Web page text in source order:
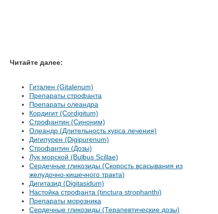
Читайте далее:
Гитален (Gitalenum)
Препараты строфанта
Препараты олеандра
Кордигит (Cordigitum)
Строфантин (Синоним)
Олеандр (Длительность курса лечения)
Дигипурен (Digipurenum)
Строфантин (Дозы)
Лук морской (Bulbus Scillae)
Сердечные гликозиды (Скорость всасывания из
желудочно-кишечного тракта)
Дигитазид (Digitasidum)
Настойка строфанта (tinctura strophanthi)
Препараты морозника
Сердечные гликозиды (Терапевтические дозы)